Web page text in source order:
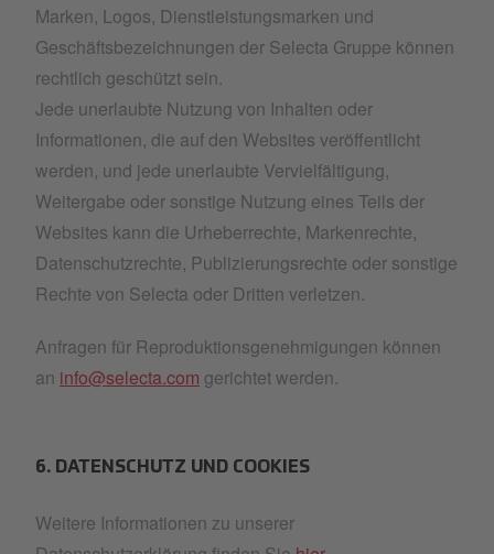
Marken, Logos, Dienstleistungsmarken und
Geschäftsbezeichnungen der Selecta Gruppe können
rechtlich geschützt sein.
Jede unerlaubte Nutzung von Inhalten oder
Informationen, die auf den Websites veröffentlicht
werden, und jede unerlaubte Vervielfältigung,
Weitergabe oder sonstige Nutzung eines Teils der
Websites kann die Urheberrechte, Markenrechte,
Datenschutzrechte, Publizierungsrechte oder sonstige
Rechte von Selecta oder Dritten verletzen.
Anfragen für Reproduktionsgenehmigungen können
an info@selecta.com gerichtet werden.
6. DATENSCHUTZ UND COOKIES
Weitere Informationen zu unserer